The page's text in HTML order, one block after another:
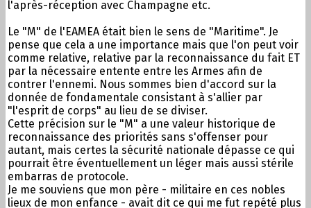
l'après-réception avec Champagne etc.
Le "M" de l'EAMEA était bien le sens de "Maritime". Je
pense que cela a une importance mais que l'on peut voir
comme relative, relative par la reconnaissance du fait ET
par la nécessaire entente entre les Armes afin de
contrer l'ennemi. Nous sommes bien d'accord sur la
donnée de fondamentale consistant à s'allier par
"l'esprit de corps" au lieu de se diviser.
Cette précision sur le "M" a une valeur historique de
reconnaissance des priorités sans s'offenser pour
autant, mais certes la sécurité nationale dépasse ce qui
pourrait être éventuellement un léger mais aussi stérile
embarras de protocole.
Je me souviens que mon père - militaire en ces nobles
lieux de mon enfance - avait dit ce qui me fut repété plus